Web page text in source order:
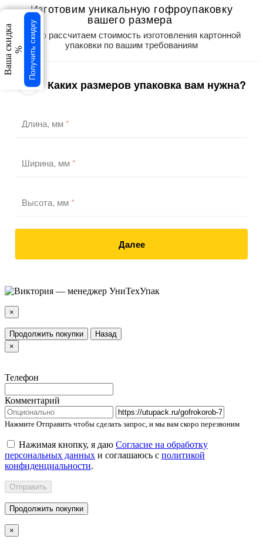
Изготовим уникальную гофроупаковку
вашего размера
Точно рассчитаем стоимость изготовления картонной
упаковки по вашим требованиям
1/3 Каких размеров упаковка вам нужна?
Длина, мм*
Ширина, мм*
Высота, мм*
Далее
×
Продолжить покупки
Назад
×
Телефон
Комментарий
Нажмите Отправить чтобы сделать запрос, и мы вам скоро перезвоним
Нажимая кнопку, я даю Согласие на обработку
персональных данных и соглашаюсь с политикой
конфиденциальности.
Отправить
Продолжить покупки
Ваша скидка % Получить скидку
×